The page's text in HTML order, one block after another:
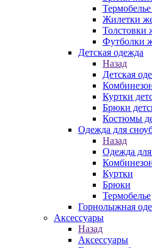
Жилетки
Толстовки
Футболки
Детская одежда
Назад
Детская
Куртки
Брюки
Костюмы
Одежда для
Назад
Одежда для
Куртки
Брюки
Термобелье
Горнолыжная
Аксессуары
Назад
Аксессуары